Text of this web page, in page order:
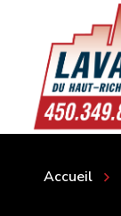
Accueil